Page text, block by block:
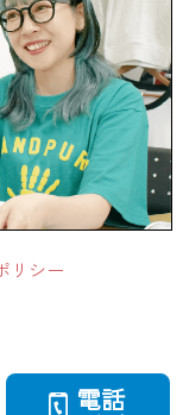
リシー
電話